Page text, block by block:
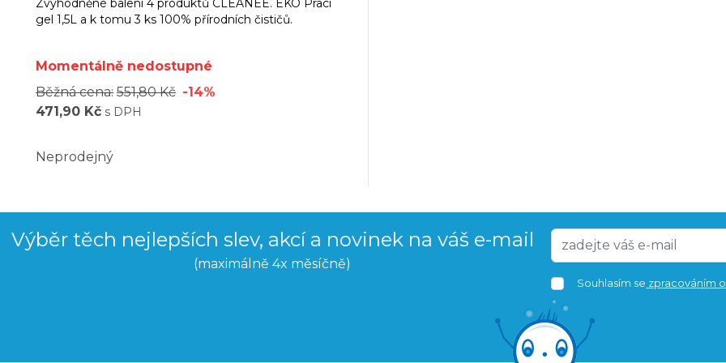
Zvýhodněné balení 4 produktů CLEANEE. EKO Prací
gel 1,5L a k tomu 3 ks 100% přírodních čističů.
Momentálně nedostupné
Běžná cena: 551,80 Kč -14%
471,90 Kč s DPH
Neprodejný
Výběr těch nejlepších slev, akcí a novinek na váš e-mail
(maximálně 4x měsíčně)
Souhlasím se zpracováním